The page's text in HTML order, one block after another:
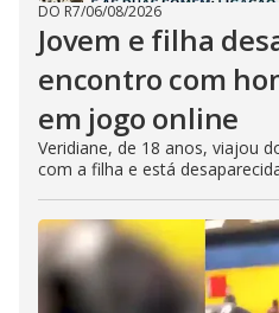
DO R7/06/08/2026
Jovem e filha
encontro com
em jogo online
Veridiane, de 18 anos, viajou
com a filha e está